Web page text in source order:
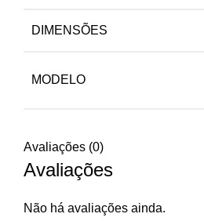
DIMENSÕES
MODELO
Avaliações (0)
Avaliações
Não há avaliações ainda.